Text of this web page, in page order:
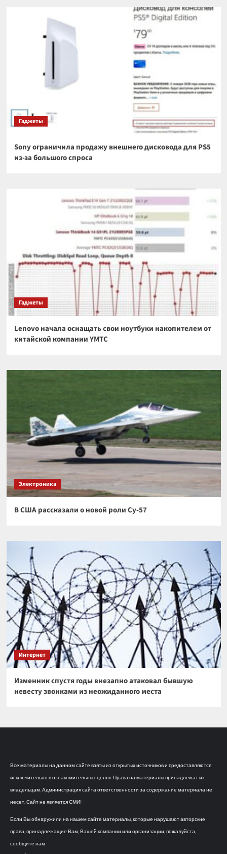
Гаджеты
Sony ограничила продажу внешнего дисковода для PS5
из-за большого спроса
Гаджеты
Lenovo начала оснащать свои ноутбуки накопителем от
китайской компании YMTC
Электроника
В США рассказали о новой роли Су-57
Интернет
Изменник спустя годы внезапно атаковал бывшую
невесту звонками из неожиданного места
Все материалы на данном сайте взяты из открытых источников и предоставляются
исключительно в ознакомительных целях. Права на материалы принадлежат их
владельцам. Администрация сайта ответственности за содержание материала не
несет. Сайт не является СМИ!
Если Вы обнаружили на нашем сайте материалы, которые нарушают авторские
права, принадлежащие Вам, Вашей компании или организации, пожалуйста,
сообщите нам.